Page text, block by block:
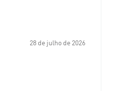
28 de julho de 2026